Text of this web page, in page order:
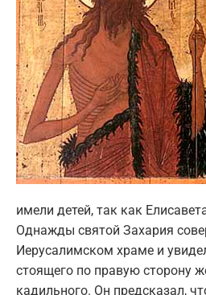
имели детей, так как
Однажды святой Захария
Иерусалимском храме и
стоящего по правую сторону
кадильного. Он предсказал,